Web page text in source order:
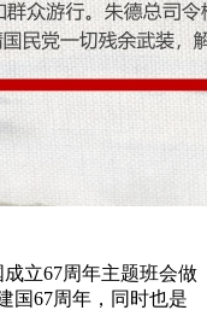
立67周年主题班会做
国67周年，同时也是